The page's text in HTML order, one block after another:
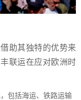
助其独特的优势来
联运在应对欧洲时
包括海运、铁路运输